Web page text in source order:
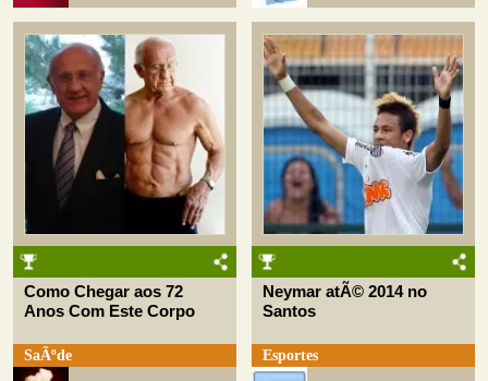
Como Chegar aos 72
Anos Com Este Corpo
SaÃºde
Neymar atÃ© 2014 no
Santos
Esportes